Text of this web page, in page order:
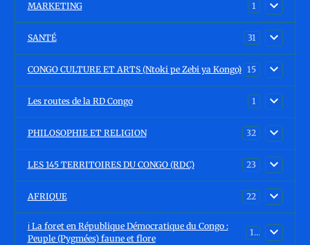
MARKETING 1
SANTÉ 31
CONGO CULTURE ET ARTS (Ntoki pe Zebi ya Kongo) 15
Les routes de la RD Congo 1
PHILOSOPHIE ET RELIGION 32
LES 145 TERRITOIRES DU CONGO (RDC) 23
AFRIQUE 22
ℹ️ La foret en République Démocratique du Congo :
Peuple (Pygmées) faune et flore
15